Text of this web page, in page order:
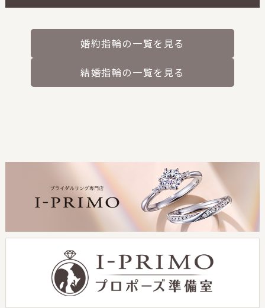
婚約指輪の一覧を見る
結婚指輪の一覧を見る